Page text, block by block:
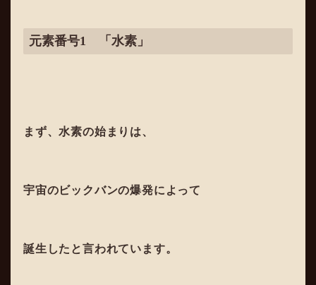
元素番号1 「水素」
まず、水素の始まりは、
宇宙のビックバンの爆発によって
誕生したと言われています。